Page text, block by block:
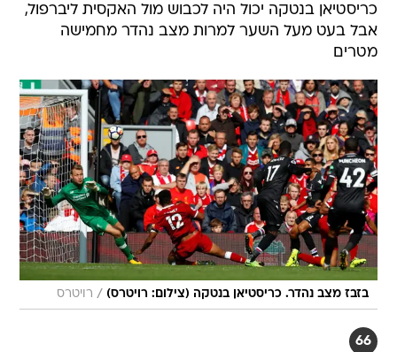
כריסטיאן בנטקה יכול היה לכבוש מול האקסית ליברפול,
אבל בעט מעל השער למרות מצב נהדר מחמישה
מטרים
בזבז מצב נהדר. כריסטיאן בנטקה (צילום: רויטרס) / רויטרס
66